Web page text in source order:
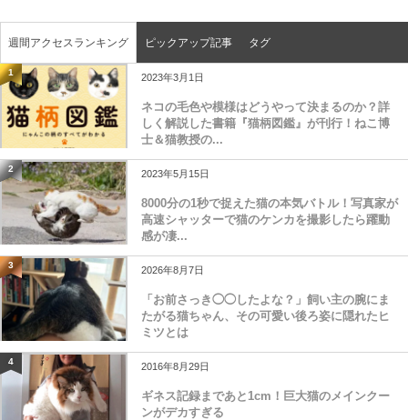
週間アクセスランキング ピックアップ記事 タグ
1 2023年3月1日
ネコの毛色や模様はどうやって決まるのか？詳
しく解説した書籍『猫柄図鑑』が刊行！ねこ博
士＆猫教授の...
2 2023年5月15日
8000分の1秒で捉えた猫の本気バトル！写真家が
高速シャッターで猫のケンカを撮影したら躍動
感が凄...
3 2026年8月7日
「お前さっき◯◯したよな？」飼い主の腕にま
たがる猫ちゃん、その可愛い後ろ姿に隠れたヒ
ミツとは
4 2016年8月29日
ギネス記録まであと1cm！巨大猫のメインクー
ンがデカすぎる